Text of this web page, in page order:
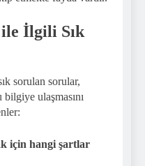
İlgili Sık
sorulan sorular,
ulaşmasını
için hangi şartlar